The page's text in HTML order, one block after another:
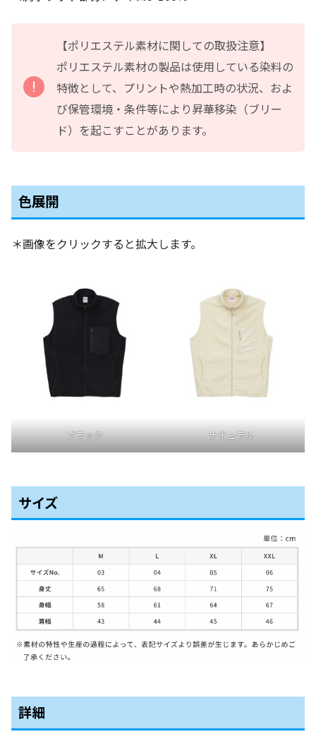
【ポリエステル素材に関しての取扱注意】
ポリエステル素材の製品は使用している染料の
特徴として、プリントや熱加工時の状況、およ
び保管環境・条件等により昇華移染（ブリー
ド）を起こすことがあります。
色展開
＊画像をクリックすると拡大します。
ブラック ナチュラル
サイズ
詳細